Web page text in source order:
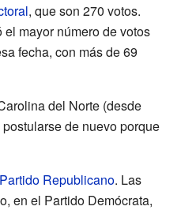
, que son 270 votos.
mayor número de votos
fecha, con más de 69
del Norte (desde
de nuevo porque
Partido Republicano. Las
en el Partido Demócrata,